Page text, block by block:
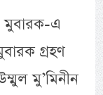
মুবারক-এ
গ্রহণ
মু’মিনীন